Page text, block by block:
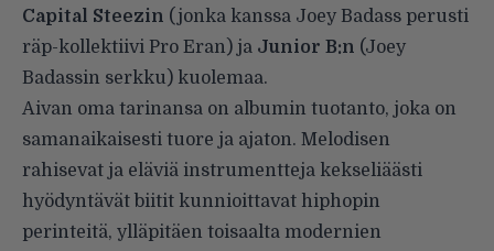
Capital Steezin (jonka kanssa Joey Badass perusti
räp-kollektiivi Pro Eran) ja Junior B:n (Joey
Badassin serkku) kuolemaa.
Aivan oma tarinansa on albumin tuotanto, joka on
samanaikaisesti tuore ja ajaton. Melodisen
rahisevat ja eläviä instrumentteja kekseliäästi
hyödyntävät biitit kunnioittavat hiphopin
perinteitä, ylläpitäen toisaalta modernien